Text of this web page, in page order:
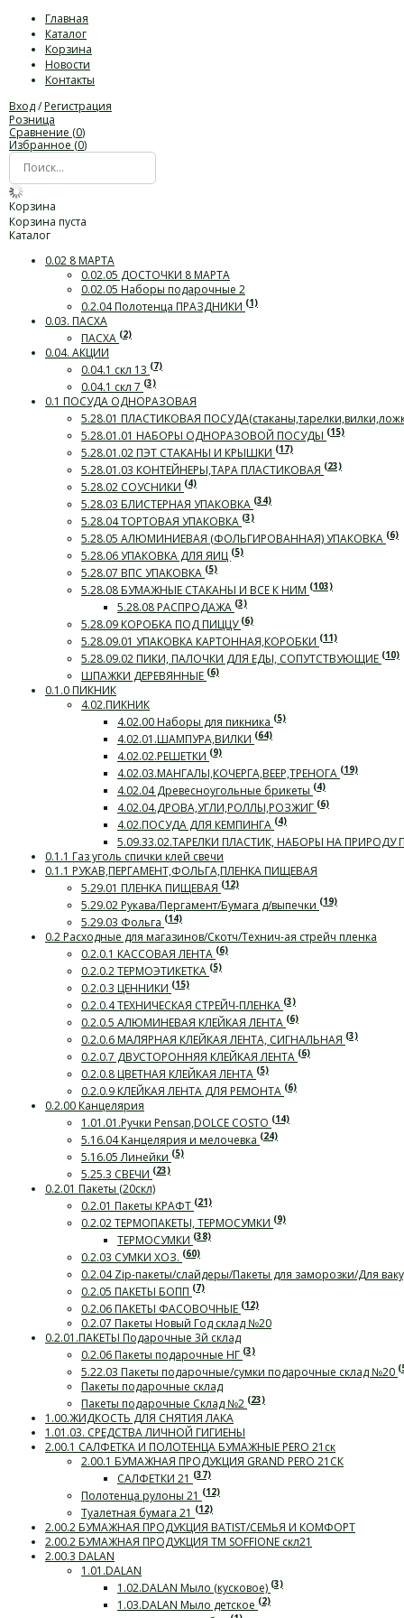
Главная
Каталог
Корзина
Новости
Контакты
Вход/Регистрация
Розница
Сравнение (0)
Избранное (0)
Корзина
Корзина пуста
Каталог
0.02 8 МАРТА
0.02.05 ДОСТОЧКИ 8 МАРТА
0.02.05 Наборы подарочные 2
0.2.04 Полотенца ПРАЗДНИКИ (1)
0.03. ПАСХА
ПАСХА (2)
0.04. АКЦИИ
0.04.1 скл 13 (7)
0.04.1 скл 7 (3)
0.1 ПОСУДА ОДНОРАЗОВАЯ
5.28.01 ПЛАСТИКОВАЯ
5.28.01.01 НАБОРЫ ОДНОРАЗОВОЙ ПОСУДЫ (15)
5.28.01.02 ПЭТ СТАКАНЫ И КРЫШКИ (17)
5.28.01.03 КОНТЕЙНЕРЫ,ТАРА ПЛАСТИКОВАЯ (23)
5.28.02 СОУСНИКИ (4)
5.28.03 БЛИСТЕРНАЯ УПАКОВКА (34)
5.28.04 ТОРТОВАЯ УПАКОВКА (3)
5.28.05 АЛЮМИНИЕВАЯ (ФОЛЬГИРОВАННАЯ) УПАКОВКА (6)
5.28.06 УПАКОВКА ДЛЯ ЯИЦ (5)
5.28.07 ВПС УПАКОВКА (5)
5.28.08 БУМАЖНЫЕ СТАКАНЫ И ВСЕ К НИМ (103)
5.28.08 РАСПРОДАЖА (3)
5.28.09 КОРОБКА ПОД ПИЦЦУ (6)
5.28.09.01 УПАКОВКА КАРТОННАЯ,КОРОБКИ (11)
5.28.09.02 ПИКИ, ПАЛОЧКИ ДЛЯ ЕДЫ, СОПУТСТВУЮЩИЕ (10)
ШПАЖКИ ДЕРЕВЯННЫЕ (6)
0.1.0 ПИКНИК
4.02.ПИКНИК
4.02.00 Наборы для пикника (5)
4.02.01.ШАМПУРА,ВИЛКИ (64)
4.02.02.РЕШЕТКИ (9)
4.02.03.МАНГАЛЫ,КОЧЕРГА,ВЕЕР,ТРЕНОГА (19)
4.02.04 Древесноугольные брикеты (4)
4.02.04.ДРОВА,УГЛИ,РОЛЛЫ,РОЗЖИГ (6)
4.02.ПОСУДА ДЛЯ КЕМПИНГА (4)
5.09.33.02.ТАРЕЛКИ ПЛАСТИК, НАБОРЫ НА ПРИРОДУ
0.1.1 Газ уголь спички клей свечи
0.1.1 РУКАВ,ПЕРГАМЕНТ,ФОЛЬГА,ПЛЕНКА ПИЩЕВАЯ
5.29.01 ПЛЕНКА ПИЩЕВАЯ (12)
5.29.02 Рукава/Пергамент/Бумага д/выпечки (19)
5.29.03 Фольга (14)
0.2 Расходные для магазинов/Скотч/Технич-ая стрейч пленка
0.2.0.1 КАССОВАЯ ЛЕНТА (6)
0.2.0.2 ТЕРМОЭТИКЕТКА (5)
0.2.0.3 ЦЕННИКИ (15)
0.2.0.4 ТЕХНИЧЕСКАЯ СТРЕЙЧ-ПЛЕНКА (3)
0.2.0.5 АЛЮМИНЕВАЯ КЛЕЙКАЯ ЛЕНТА (6)
0.2.0.6 МАЛЯРНАЯ КЛЕЙКАЯ ЛЕНТА, СИГНАЛЬНАЯ (3)
0.2.0.7 ДВУСТОРОННЯЯ КЛЕЙКАЯ ЛЕНТА (6)
0.2.0.8 ЦВЕТНАЯ КЛЕЙКАЯ ЛЕНТА (5)
0.2.0.9 КЛЕЙКАЯ ЛЕНТА ДЛЯ РЕМОНТА (6)
0.2.00 Канцелярия
1.01.01.Ручки Pensan,DOLCE COSTO (14)
5.16.04 Канцелярия и мелочевка (24)
5.16.05 Линейки (5)
5.25.3 СВЕЧИ (23)
0.2.01 Пакеты (20скл)
0.2.01 Пакеты КРАФТ (21)
0.2.02 ТЕРМОПАКЕТЫ, ТЕРМОСУМКИ (9)
ТЕРМОСУМКИ (38)
0.2.03 СУМКИ ХОЗ. (60)
0.2.04 Zip-пакеты/слайдеры/Пакеты для заморозки/Для
0.2.05 ПАКЕТЫ БОПП (7)
0.2.06 ПАКЕТЫ ФАСОВОЧНЫЕ (12)
0.2.07 Пакеты Новый Год склад №20
0.2.01.ПАКЕТЫ Подарочные 3й склад
0.2.06 Пакеты подарочные НГ (3)
5.22.03 Пакеты подарочные/сумки подарочные склад №20
Пакеты подарочные склад
Пакеты подарочные Склад №2 (23)
1.00.ЖИДКОСТЬ ДЛЯ СНЯТИЯ ЛАКА
1.01.03. СРЕДСТВА ЛИЧНОЙ ГИГИЕНЫ
2.00.1 САЛФЕТКА И ПОЛОТЕНЦА БУМАЖНЫЕ PERO 21ск
2.00.1 БУМАЖНАЯ ПРОДУКЦИЯ GRAND PERO 21СК
САЛФЕТКИ 21 (37)
Полотенца рулоны 21 (12)
Туалетная бумага 21 (12)
2.00.2 БУМАЖНАЯ ПРОДУКЦИЯ BATIST/СЕМЬЯ И КОМФОРТ
2.00.2 БУМАЖНАЯ ПРОДУКЦИЯ ТМ SOFFIONE скл21
2.00.3 DALAN
1.01.DALAN
1.02.DALAN Мыло (кусковое) (3)
1.03.DALAN Мыло детское (2)